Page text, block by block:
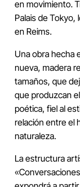
en movimiento.
Palais de Tokyo,
en Reims.
Una obra hecha
nueva, madera
tamaños, que
que produzcan
poética, fiel al
relación entre el
naturaleza.
La estructura